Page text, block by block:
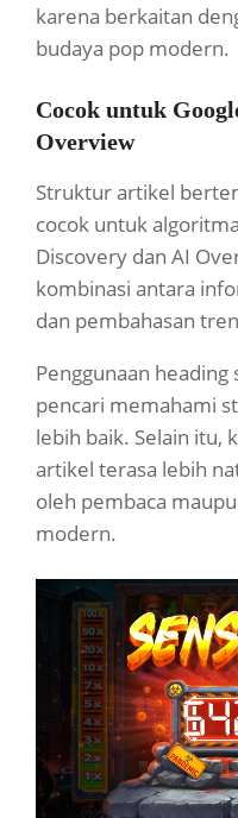
karena berkaitan
budaya pop modern.
Cocok untuk
Overview
Struktur artikel
cocok untuk
Discovery dan AI
kombinasi antara
dan pembahasan
Penggunaan
pencari memahami
lebih baik. Selain itu,
artikel terasa lebih
oleh pembaca
modern.